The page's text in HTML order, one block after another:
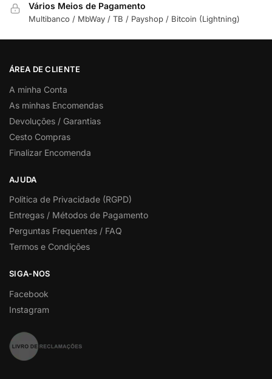
Vários Meios de Pagamento
Multibanco / MbWay / TB / Payshop / Bitcoin (Lightning)
ÁREA DE CLIENTE
A minha Conta
As minhas Encomendas
Devoluções / Garantias
Cesto Compras
Finalizar Encomenda
AJUDA
Politica de Privacidade (RGPD)
Entregas / Métodos de Pagamento
Perguntas Frequentes / FAQ
Termos e Condições
SIGA-NOS
Facebook
Instagram